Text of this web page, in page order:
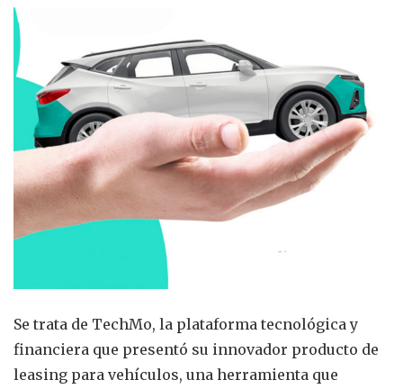
Se trata de TechMo, la plataforma tecnológica y
financiera que presentó su innovador producto de
leasing para vehículos, una herramienta que